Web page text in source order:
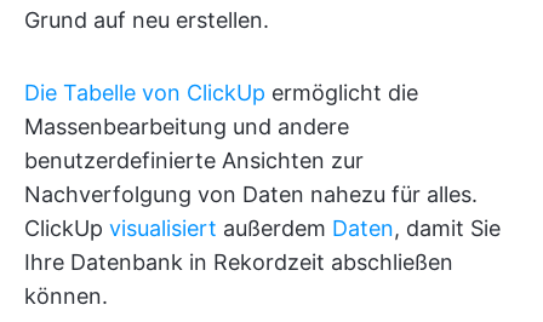
Grund auf neu erstellen.
Die Tabelle von ClickUp ermöglicht die
Massenbearbeitung und andere
benutzerdefinierte Ansichten zur
Nachverfolgung von Daten nahezu für alles.
ClickUp visualisiert außerdem Daten, damit Sie
Ihre Datenbank in Rekordzeit abschließen
können.